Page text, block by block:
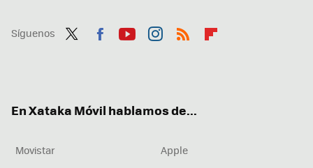
Síguenos
En Xataka Móvil hablamos de...
Movistar
Apple